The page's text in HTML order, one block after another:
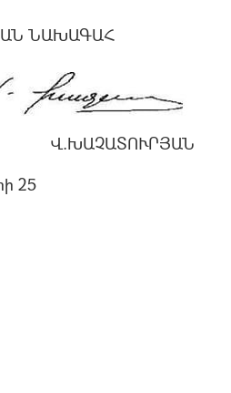
ՆԱԽԱԳԱՀ
Վ.ԽԱՉԱՏՈՒՐՅԱՆ
25